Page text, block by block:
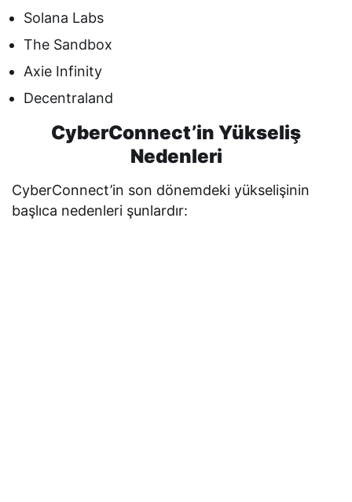
Solana Labs
The Sandbox
Axie Infinity
Decentraland
CyberConnect’in Yükseliş
Nedenleri
CyberConnect’in son dönemdeki yükselişinin
başlıca nedenleri şunlardır: